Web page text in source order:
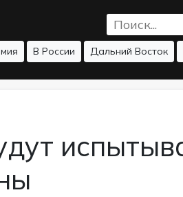
В России Дальний Восток